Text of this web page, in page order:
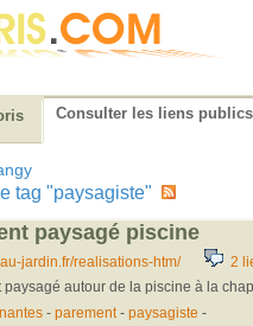
Consulter les liens publics
tag "paysagiste"
paysagé piscine
jardin.fr/realisations-htm/ 2
paysagé autour de la piscine à la
nantes- parement- paysagiste -